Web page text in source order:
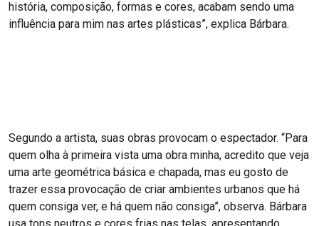
história, composição, formas e cores, acabam sendo uma
influência para mim nas artes plásticas”, explica Bárbara.
Segundo a artista, suas obras provocam o espectador. “Para
quem olha à primeira vista uma obra minha, acredito que veja
uma arte geométrica básica e chapada, mas eu gosto de
trazer essa provocação de criar ambientes urbanos que há
quem consiga ver, e há quem não consiga”, observa. Bárbara